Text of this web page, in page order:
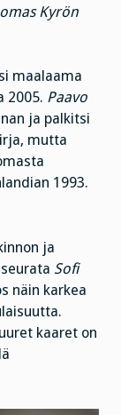
Kyrön
maalaama
2005. Paavo
ja palkitsi
mutta
1993.
ja
Sofi
näin karkea
kaaret on